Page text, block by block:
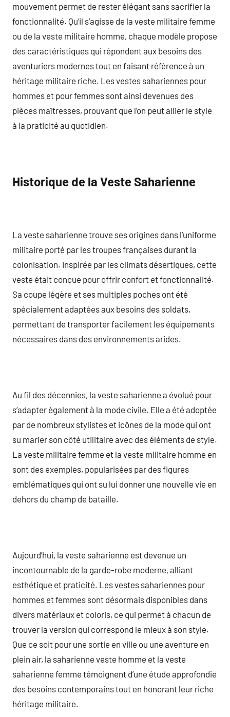
mouvement permet de rester élégant sans sacrifier la
fonctionnalité. Qu’il s’agisse de la veste militaire femme
ou de la veste militaire homme, chaque modèle propose
des caractéristiques qui répondent aux besoins des
aventuriers modernes tout en faisant référence à un
héritage militaire riche. Les vestes sahariennes pour
hommes et pour femmes sont ainsi devenues des
pièces maîtresses, prouvant que l’on peut allier le style
à la praticité au quotidien.
Historique de la Veste Saharienne
La veste saharienne trouve ses origines dans l’uniforme
militaire porté par les troupes françaises durant la
colonisation. Inspirée par les climats désertiques, cette
veste était conçue pour offrir confort et fonctionnalité.
Sa coupe légère et ses multiples poches ont été
spécialement adaptées aux besoins des soldats,
permettant de transporter facilement les équipements
nécessaires dans des environnements arides.
Au fil des décennies, la veste saharienne a évolué pour
s’adapter également à la mode civile. Elle a été adoptée
par de nombreux stylistes et icônes de la mode qui ont
su marier son côté utilitaire avec des éléments de style.
La veste militaire femme et la veste militaire homme en
sont des exemples, popularisées par des figures
emblématiques qui ont su lui donner une nouvelle vie en
dehors du champ de bataille.
Aujourd’hui, la veste saharienne est devenue un
incontournable de la garde-robe moderne, alliant
esthétique et praticité. Les vestes sahariennes pour
hommes et femmes sont désormais disponibles dans
divers matériaux et coloris, ce qui permet à chacun de
trouver la version qui correspond le mieux à son style.
Que ce soit pour une sortie en ville ou une aventure en
plein air, la saharienne veste homme et la veste
saharienne femme témoignent d’une étude approfondie
des besoins contemporains tout en honorant leur riche
héritage militaire.